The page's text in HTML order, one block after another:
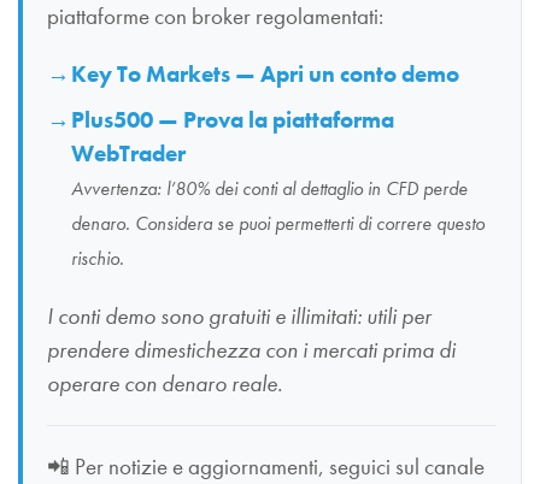
piattaforme con broker regolamentati:
Key To Markets — Apri un conto demo
Plus500 — Prova la piattaforma
WebTrader
Avvertenza: l’80% dei conti al dettaglio in CFD perde
denaro. Considera se puoi permetterti di correre questo
rischio.
I conti demo sono gratuiti e illimitati: utili per
prendere dimestichezza con i mercati prima di
operare con denaro reale.
📲 Per notizie e aggiornamenti, seguici sul canale